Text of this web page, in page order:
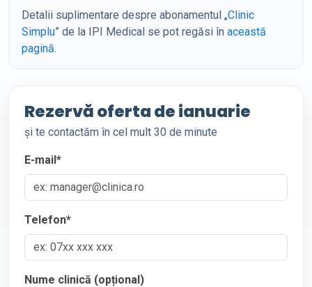
Detalii suplimentare despre abonamentul „Clinic
Simplu” de la IPI Medical se pot regăsi în această
pagină.
Rezervă oferta de ianuarie
și te contactăm în cel mult 30 de minute
E-mail*
Telefon*
Nume clinică (opțional)